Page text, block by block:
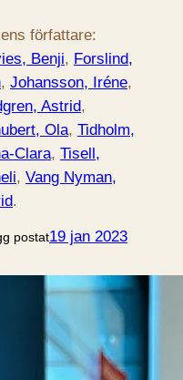
författare:
Benji, Forslind,
, Johansson, Iréne
Astrid
Ola, Tidholm,
Clara, Tisell,
, Vang Nyman,
.
postat19 jan 2023